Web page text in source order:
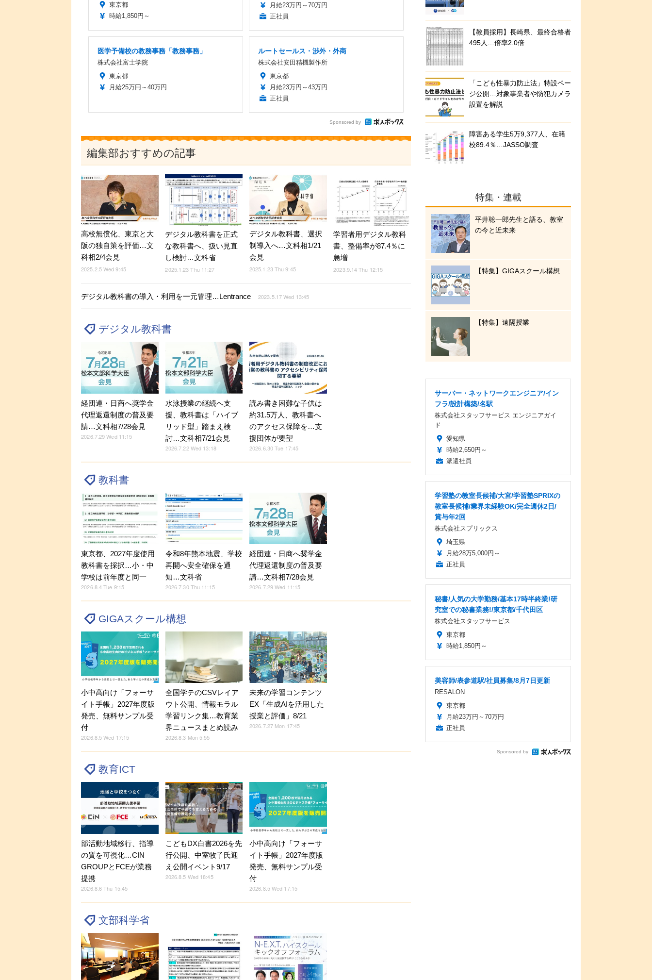
東京都
時給1,850円～
月給23万円～70万円
正社員
医学予備校の教務事務「教務事務」
株式会社富士学院
東京都
月給25万円～40万円
ルートセールス・渉外・外商
株式会社安田精機製作所
東京都
月給23万円～43万円
正社員
Sponsored by
編集部おすすめの記事
高校無償化、東京と大
阪の独自策を評価…文
科相2/4会見
2025.2.5 Wed 9:45
デジタル教科書を正式
な教科書へ、扱い見直
し検討…文科省
2025.1.23 Thu 11:27
デジタル教科書、選択
制導入へ…文科相1/21
会見
2025.1.23 Thu 9:45
学習者用デジタル教科
書、整備率が87.4％に
急増
2023.9.14 Thu 12:15
デジタル教科書の導入・利用を一元管理…Lentrance 2023.5.17 Wed 13:45
デジタル教科書
経団連・日商へ奨学金
代理返還制度の普及要
請…文科相7/28会見
2026.7.29 Wed 11:15
水泳授業の継続へ支
援、教科書は「ハイブ
リッド型」踏まえ検
討…文科相7/21会見
2026.7.22 Wed 13:18
読み書き困難な子供は
約31.5万人、教科書へ
のアクセス保障を…支
援団体が要望
2026.6.30 Tue 17:45
教科書
東京都、2027年度使用
教科書を採択…小・中
学校は前年度と同一
2026.8.4 Tue 9:15
令和8年熊本地震、学校
再開へ安全確保を通
知…文科省
2026.7.30 Thu 11:15
経団連・日商へ奨学金
代理返還制度の普及要
請…文科相7/28会見
2026.7.29 Wed 11:15
GIGAスクール構想
小中高向け「フォーサ
イト手帳」2027年度版
発売、無料サンプル受
付
2026.8.5 Wed 17:15
全国学テのCSVレイア
ウト公開、情報モラル
学習リンク集…教育業
界ニュースまとめ読み
2026.8.3 Mon 5:55
未来の学習コンテンツ
EX「生成AIを活用した
授業と評価」8/21
2026.7.27 Mon 17:45
教育ICT
部活動地域移行、指導
の質を可視化…CIN
GROUPとFCEが業務
提携
2026.8.6 Thu 15:45
こどもDX白書2026を先
行公開、中室牧子氏迎
え公開イベント9/17
2026.8.5 Wed 18:45
小中高向け「フォーサ
イト手帳」2027年度版
発売、無料サンプル受
付
2026.8.5 Wed 17:15
文部科学省
【教員採用】長崎県、最終合格者
495人…倍率2.0倍
「こども性暴力防止法」特設ペー
ジ公開…対象事業者や防犯カメラ
設置を解説
障害ある学生5万9,377人、在籍
校89.4％…JASSO調査
特集・連載
平井聡一郎先生と語る、教室
の今と近未来
【特集】GIGAスクール構想
【特集】遠隔授業
サーバー・ネットワークエンジニア/イン
フラ/設計構築/名駅
株式会社スタッフサービス エンジニアガイ
ド
愛知県
時給2,650円～
派遣社員
学習塾の教室長候補/大宮/学習塾SPRIXの
教室長候補/業界未経験OK/完全週休2日/
賞与年2回
株式会社スプリックス
埼玉県
月給28万5,000円～
正社員
秘書/人気の大学勤務/基本17時半終業!研
究室での秘書業務!/東京都/千代田区
株式会社スタッフサービス
東京都
時給1,850円～
美容師/表参道駅/社員募集/8月7日更新
RESALON
東京都
月給23万円～70万円
正社員
Sponsored by